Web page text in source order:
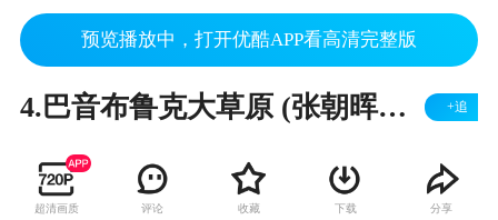
预览播放中，打开优酷APP看高清完整版
4.巴音布鲁克大草原 (张朝晖曲词) 指挥: 张朝晖 (香港首演) +追
超清画质 评论 收藏 下载 分享